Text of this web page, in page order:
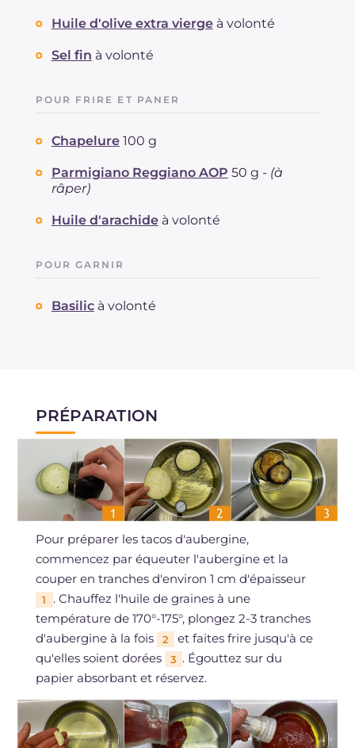
Huile d'olive extra vierge à volonté
Sel fin à volonté
POUR FRIRE ET PANER
Chapelure 100 g
Parmigiano Reggiano AOP 50 g - (à
râper)
Huile d'arachide à volonté
POUR GARNIR
Basilic à volonté
PRÉPARATION
Pour préparer les tacos d'aubergine,
commencez par équeuter l'aubergine et la
couper en tranches d'environ 1 cm d'épaisseur
1
. Chauffez l'huile de graines à une
température de 170°-175°, plongez 2-3 tranches
d'aubergine à la fois
2
et faites frire jusqu'à ce
qu'elles soient dorées
3 . Égouttez sur du
papier absorbant et réservez.